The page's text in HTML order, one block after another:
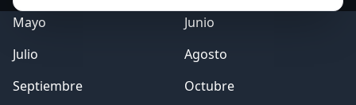
Mayo
Junio
Julio
Agosto
Septiembre
Octubre